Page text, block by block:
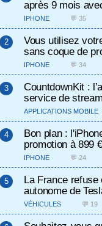
après 9 mois
IPHONE 💬 35
Vous utilisez
sans coque de
IPHONE 💬 34
CountdownKit :
service de
APPLICATIONS MOBILE
Bon plan :
promotion à 899 €
IPHONE 💬 24
La France refuse
autonome de
VÉHICULES 💬 19